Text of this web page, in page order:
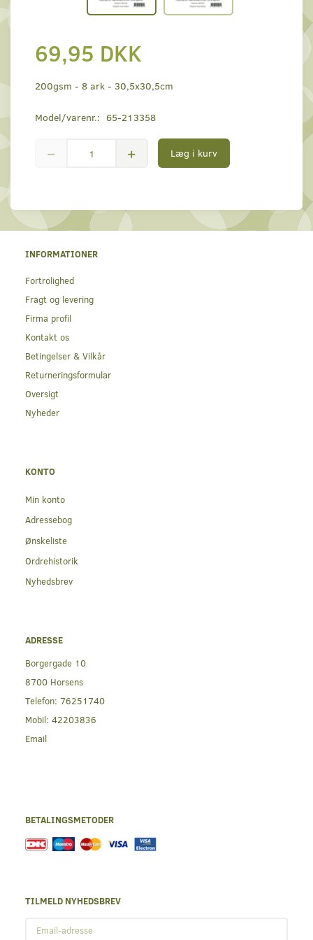
69,95 DKK
200gsm - 8 ark - 30,5x30,5cm
Model/varenr.: 65-213358
Læg i kurv
INFORMATIONER
Fortrolighed
Fragt og levering
Firma profil
Kontakt os
Betingelser & Vilkår
Returneringsformular
Oversigt
Nyheder
KONTO
Min konto
Adressebog
Ønskeliste
Ordrehistorik
Nyhedsbrev
ADRESSE
Borgergade 10
8700 Horsens
Telefon: 76251740
Mobil: 42203836
Email
BETALINGSMETODER
TILMELD NYHEDSBREV
adresse